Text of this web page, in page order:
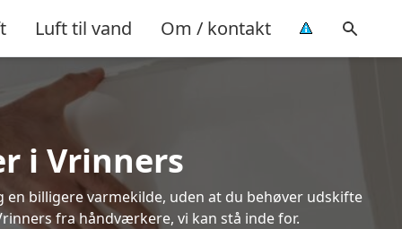
Luft til vand Om / kontakt
i Vrinners
billigere varmekilde, uden at du behøver udskifte
fra håndværkere, vi kan stå inde for.